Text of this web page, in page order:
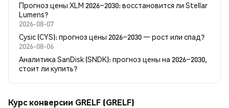
Прогноз цены XLM 2026–2030: восстановится ли Stellar
Lumens?
2026-08-07
Cysic (CYS): прогноз цены 2026–2030 — рост или спад?
2026-08-06
Аналитика SanDisk (SNDK): прогноз цены на 2026–2030,
стоит ли купить?
Курс конверсии GRELF (GRELF)